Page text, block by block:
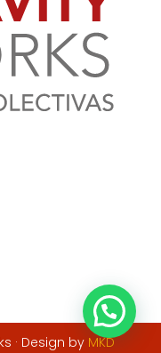
· Design by MKD